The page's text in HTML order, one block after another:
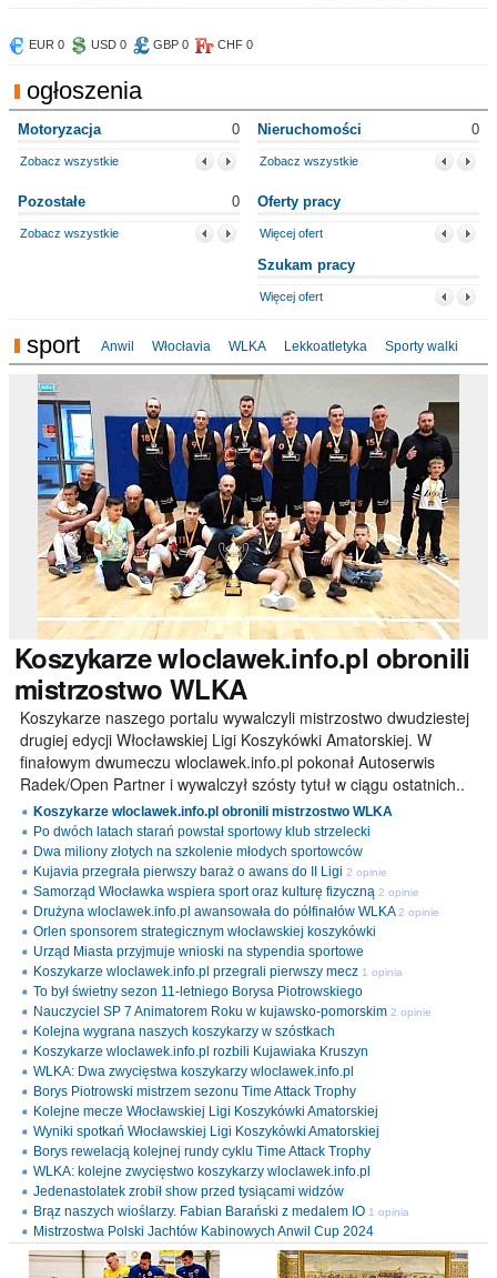
EUR 0 USD 0 GBP 0 CHF 0
ogłoszenia
Motoryzacja 0
Zobacz wszystkie
Nieruchomości 0
Zobacz wszystkie
Pozostałe 0
Zobacz wszystkie
Oferty pracy
Więcej ofert
Szukam pracy
Więcej ofert
sport Anwil Włocłavia WLKA Lekkoatletyka Sporty walki
Koszykarzewloclawek.info.pl obronili
mistrzostwo WLKA
Koszykarze naszego portalu wywalczyli mistrzostwo dwudziestej
drugiej edycji Włocławskiej Ligi Koszykówki Amatorskiej. W
finałowym dwumeczu wloclawek.info.pl pokonał Autoserwis
Radek/Open Partner i wywalczył szósty tytuł w ciągu ostatnich..
Koszykarze wloclawek.info.pl obronili mistrzostwo WLKA
Po dwóch latach starań powstał sportowy klub strzelecki
Dwa miliony złotych na szkolenie młodych sportowców
Kujavia przegrała pierwszy baraż o awans do II Ligi 2 opinie
Samorząd Włocławka wspiera sport oraz kulturę fizyczną 2 opinie
Drużyna wloclawek.info.pl awansowała do półfinałów WLKA 2 opinie
Orlen sponsorem strategicznym włocławskiej koszykówki
Urząd Miasta przyjmuje wnioski na stypendia sportowe
Koszykarze wloclawek.info.pl przegrali pierwszy mecz 1 opinia
To był świetny sezon 11-letniego Borysa Piotrowskiego
Nauczyciel SP 7 Animatorem Roku w kujawsko-pomorskim 2 opinie
Kolejna wygrana naszych koszykarzy w szóstkach
Koszykarze wloclawek.info.pl rozbili Kujawiaka Kruszyn
WLKA: Dwa zwycięstwa koszykarzy wloclawek.info.pl
Borys Piotrowski mistrzem sezonu Time Attack Trophy
Kolejne mecze Włocławskiej Ligi Koszykówki Amatorskiej
Wyniki spotkań Włocławskiej Ligi Koszykówki Amatorskiej
Borys rewelacją kolejnej rundy cyklu Time Attack Trophy
WLKA: kolejne zwycięstwo koszykarzy wloclawek.info.pl
Jedenastolatek zrobił show przed tysiącami widzów
Brąz naszych wioślarzy. Fabian Barański z medalem IO 1 opinia
Mistrzostwa Polski Jachtów Kabinowych Anwil Cup 2024